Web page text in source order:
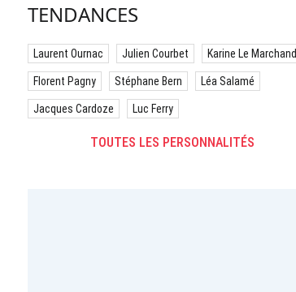
TENDANCES
Laurent Ournac Julien Courbet Karine Le Marchand
Florent Pagny Stéphane Bern Léa Salamé
Jacques Cardoze Luc Ferry
TOUTES LES PERSONNALITÉS